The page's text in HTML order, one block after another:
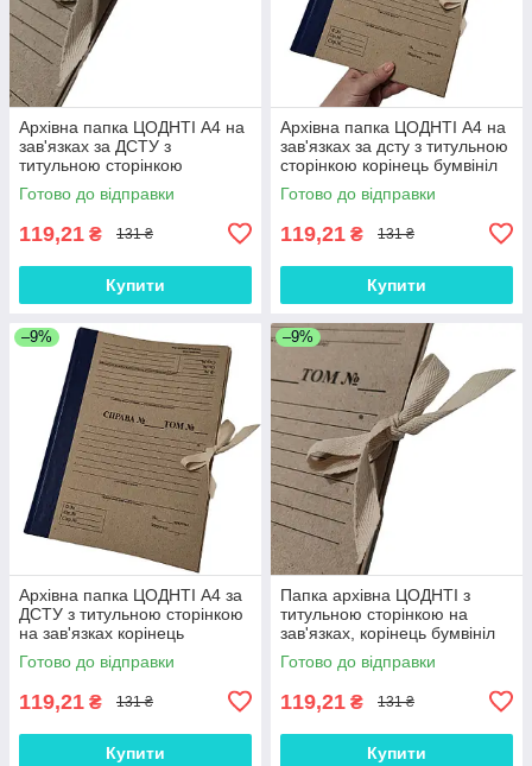
Архівна папка ЦОДНТІ А4 на
зав'язках за ДСТУ з
титульною сторінкою
корінець бумвініл 30 мм
Готово до відправки
119,21 ₴ 131 ₴
Купити
Архівна папка ЦОДНТІ А4 на
зав'язках за дсту з титульною
сторінкою корінець бумвініл
20мм
Готово до відправки
119,21 ₴ 131 ₴
Купити
–9%
Архівна папка ЦОДНТІ А4 за
ДСТУ з титульною сторінкою
на зав'язках корінець
бумвініл 30 мм
Готово до відправки
119,21 ₴ 131 ₴
Купити
–9%
Папка архівна ЦОДНТІ з
титульною сторінкою на
зав'язках, корінець бумвініл
230x320x30 мм
Готово до відправки
119,21 ₴ 131 ₴
Купити